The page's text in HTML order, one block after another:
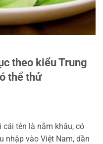
theo kiểu Trung
thể thử
tên là nằm khâu, có
nhập vào Việt Nam, dần